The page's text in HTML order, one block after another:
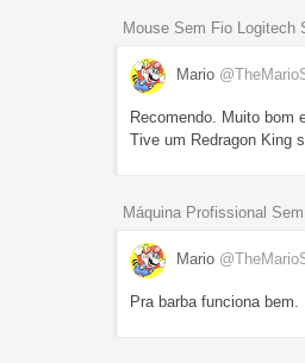
Mouse Sem Fio Logitech
Mario
Recomendo. Muito bom
Tive um Redragon King
Máquina Profissional
Mario
Pra barba funciona bem.